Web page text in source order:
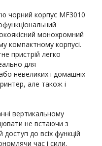
чорний корпус MF3010
монохромний
компактному корпусі.
пристрій легко
для
невеликих і домашніх
але також і
вертикальному
не встаючи з
доступ до всіх функцій
час і сили.